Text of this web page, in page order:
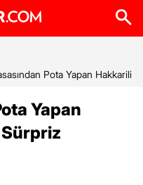
Pota Yapan Hakkarili
Yapan